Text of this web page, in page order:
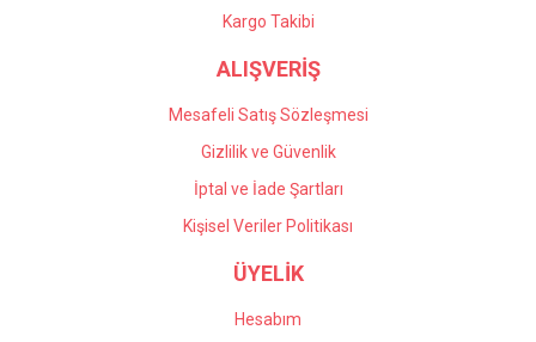
Kargo Takibi
ALIŞVERİŞ
Mesafeli Satış Sözleşmesi
Gizlilik ve Güvenlik
İptal ve İade Şartları
Kişisel Veriler Politikası
ÜYELİK
Hesabım